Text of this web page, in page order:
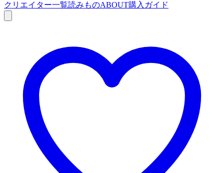
クリエイター一覧読みものABOUT購入ガイド